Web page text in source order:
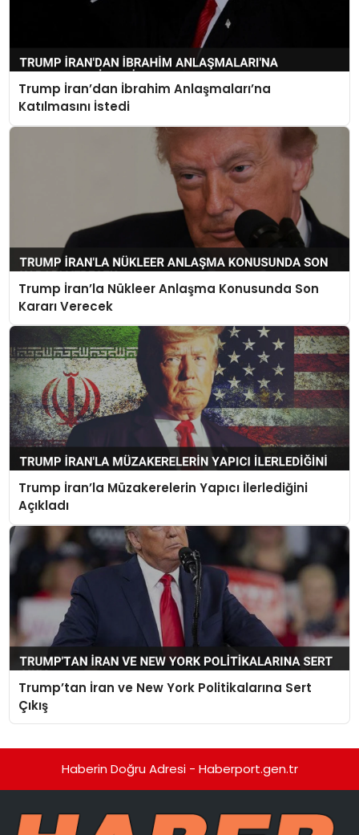
Trump İran’dan İbrahim Anlaşmaları’na
Katılmasını İstedi
Trump İran’la Nükleer Anlaşma Konusunda Son
Kararı Verecek
Trump İran’la Müzakerelerin Yapıcı İlerlediğini
Açıkladı
Trump’tan İran ve New York Politikalarına Sert
Çıkış
Haberin Doğru Adresi - Haberport.gen.tr